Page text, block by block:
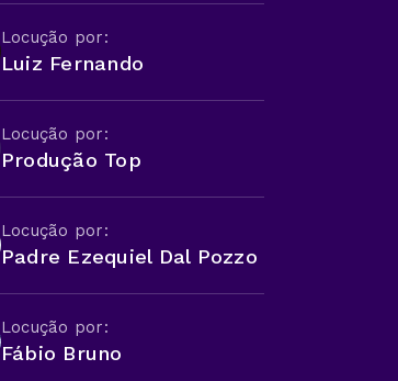
Locução por:
Luiz Fernando
Locução por:
Produção Top
Locução por:
Padre Ezequiel Dal Pozzo
Locução por:
Fábio Bruno